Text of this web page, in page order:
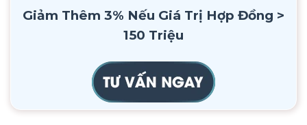
Giảm Thêm 3% Nếu Giá Trị Hợp Đồng >
150 Triệu